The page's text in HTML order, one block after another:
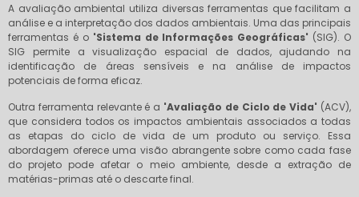
A avaliação ambiental utiliza diversas ferramentas que facilitam a
análise e a interpretação dos dados ambientais. Uma das principais
ferramentas é o 'Sistema de Informações Geográficas' (SIG). O
SIG permite a visualização espacial de dados, ajudando na
identificação de áreas sensíveis e na análise de impactos
potenciais de forma eficaz.
Outra ferramenta relevante é a 'Avaliação de Ciclo de Vida' (ACV),
que considera todos os impactos ambientais associados a todas
as etapas do ciclo de vida de um produto ou serviço. Essa
abordagem oferece uma visão abrangente sobre como cada fase
do projeto pode afetar o meio ambiente, desde a extração de
matérias-primas até o descarte final.